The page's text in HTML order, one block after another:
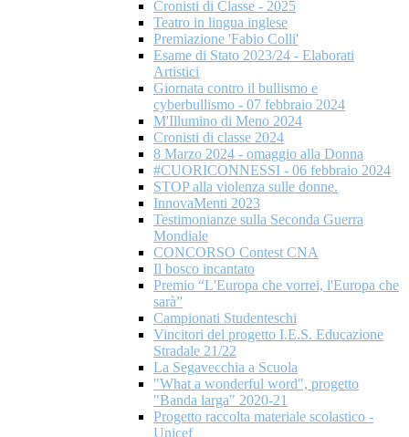
Cronisti di Classe - 2025
Teatro in lingua inglese
Premiazione 'Fabio Colli'
Esame di Stato 2023/24 - Elaborati
Artistici
Giornata contro il bullismo e
cyberbullismo - 07 febbraio 2024
M'Illumino di Meno 2024
Cronisti di classe 2024
8 Marzo 2024 - omaggio alla Donna
#CUORICONNESSI - 06 febbraio 2024
STOP alla violenza sulle donne.
InnovaMenti 2023
Testimonianze sulla Seconda Guerra
Mondiale
CONCORSO Contest CNA
Il bosco incantato
Premio “L'Europa che vorrei, l'Europa che
sarà”
Campionati Studenteschi
Vincitori del progetto I.E.S. Educazione
Stradale 21/22
La Segavecchia a Scuola
"What a wonderful word", progetto
"Banda larga" 2020-21
Progetto raccolta materiale scolastico -
Unicef